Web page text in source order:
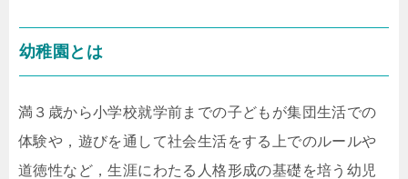
幼稚園とは
満３歳から小学校就学前までの子どもが集団生活での
体験や，遊びを通して社会生活をする上でのルールや
道徳性など，生涯にわたる人格形成の基礎を培う幼児